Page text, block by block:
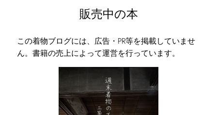
販売中の本
この着物ブログには、広告・PR等を掲載していませ
ん。書籍の売上によって運営を行っています。